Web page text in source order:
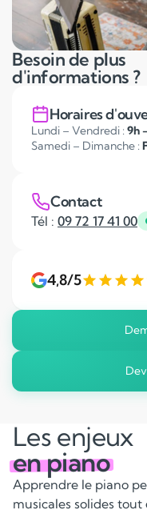
Besoin de plus
d'informations ?
Horaires
Lundi – Vendredi : 9h
Samedi – Dimanche :
Contact
Tél : 09 72 17 41 00
4,8/5
Les enjeux
en piano
Apprendre le piano
musicales solides